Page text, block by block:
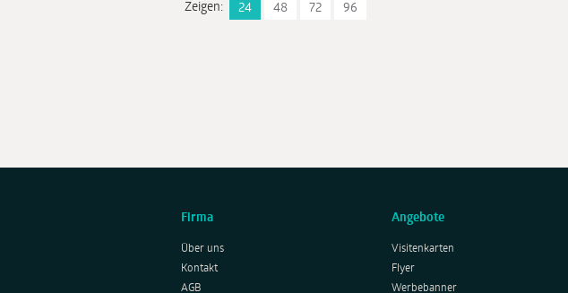
Zeigen: 24 48 72 96
Firma
Über uns
Kontakt
AGB
Angebote
Visitenkarten
Flyer
Werbebanner